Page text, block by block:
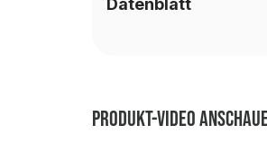
Produkt-Video